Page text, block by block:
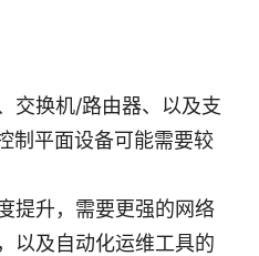
交换机/路由器、以及支
制平面设备可能需要较
提升，需要更强的网络
以及自动化运维工具的